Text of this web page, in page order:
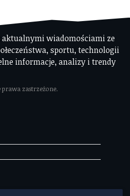
wiadomościami ze
sportu, technologii
informacje, analizy i trendy
prawa zastrzeżone.